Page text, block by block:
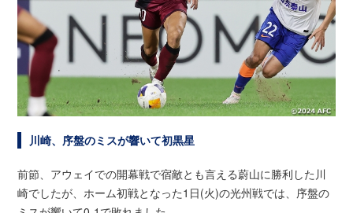
川崎、序盤のミスが響いて初黒星
前節、アウェイでの開幕戦で宿敵とも言える蔚山に勝利した川
崎でしたが、ホーム初戦となった1日(火)の光州戦では、序盤の